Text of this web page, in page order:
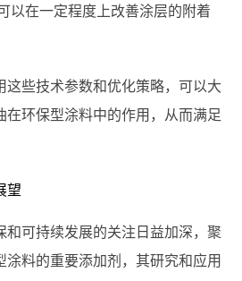
以在一定程度上改善涂层的附着
这些技术参数和优化策略，可以大
在环保型涂料中的作用，从而满足
望
和可持续发展的关注日益加深，聚
料的重要添加剂，其研究和应用